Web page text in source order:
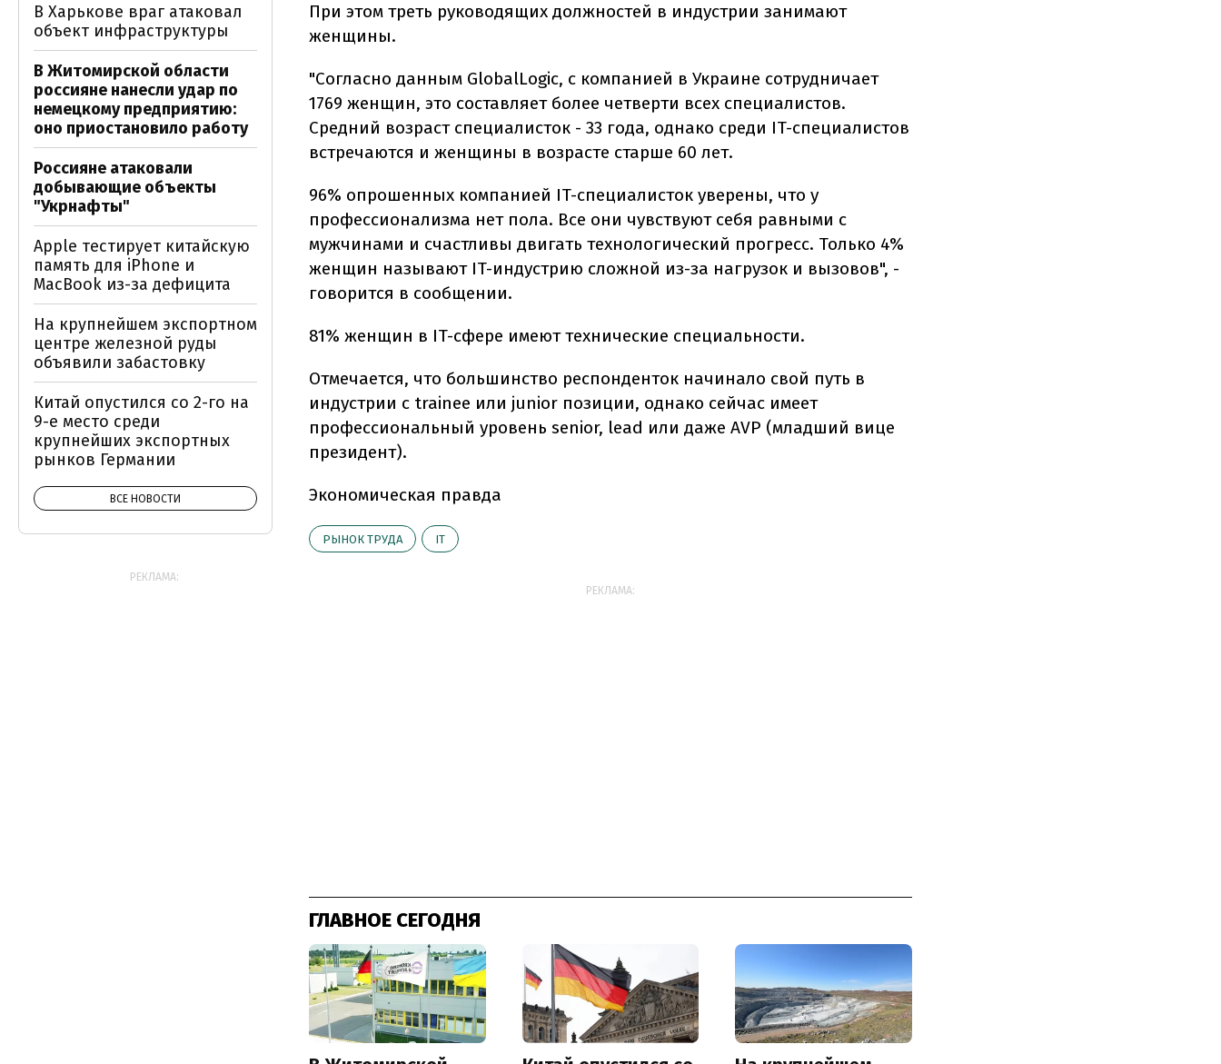
При этом треть руководящих должностей в индустрии занимают
женщины.
"Согласно данным GlobalLogic, с компанией в Украине сотрудничает
1769 женщин, это составляет более четверти всех специалистов.
Средний возраст специалисток - 33 года, однако среди IT-специалистов
встречаются и женщины в возрасте старше 60 лет.
96% опрошенных компанией IT-специалисток уверены, что у
профессионализма нет пола. Все они чувствуют себя равными с
мужчинами и счастливы двигать технологический прогресс. Только 4%
женщин называют IT-индустрию сложной из-за нагрузок и вызовов", -
говорится в сообщении.
81% женщин в IT-сфере имеют технические специальности.
Отмечается, что большинство респонденток начинало свой путь в
индустрии с trainee или junior позиции, однако сейчас имеет
профессиональный уровень senior, lead или даже AVP (младший вице
президент).
Экономическая правда
РЫНОК ТРУДА ІТ
РЕКЛАМА:
ГЛАВНОЕ СЕГОДНЯ
В Харькове враг атаковал
объект инфраструктуры
В Житомирской области
россияне нанесли удар по
немецкому предприятию:
оно приостановило работу
Россияне атаковали
добывающие объекты
"Укрнафты"
Apple тестирует китайскую
память для iPhone и
MacBook из-за дефицита
На крупнейшем экспортном
центре железной руды
объявили забастовку
Китай опустился со 2-го на
9-е место среди
крупнейших экспортных
рынков Германии
ВСЕ НОВОСТИ
РЕКЛАМА: